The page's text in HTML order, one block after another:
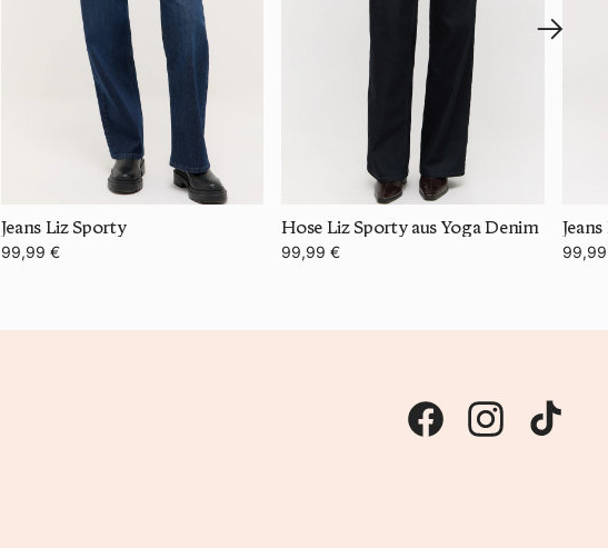
Jeans Liz Sporty
99,99 €
Hose Liz Sporty aus Yoga Denim
99,99 €